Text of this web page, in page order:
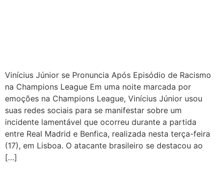
Vinícius Júnior se Pronuncia Após Episódio de Racismo
na Champions League Em uma noite marcada por
emoções na Champions League, Vinícius Júnior usou
suas redes sociais para se manifestar sobre um
incidente lamentável que ocorreu durante a partida
entre Real Madrid e Benfica, realizada nesta terça-feira
(17), em Lisboa. O atacante brasileiro se destacou ao
[…]